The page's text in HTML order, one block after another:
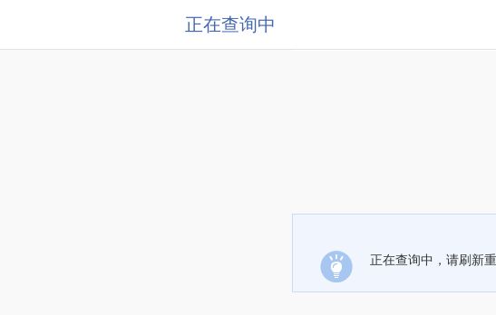
正在查询中
正在查询中，请刷新